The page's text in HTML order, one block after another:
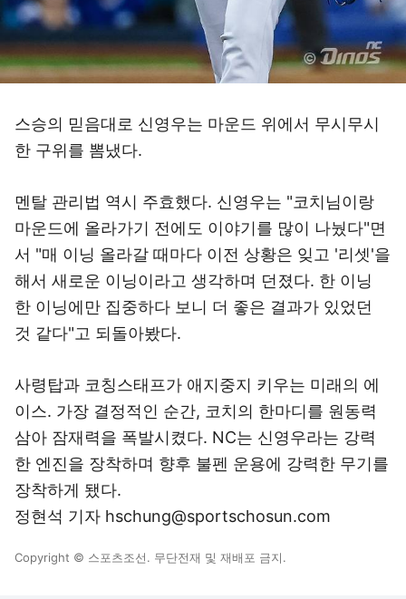
스승의 믿음대로 신영우는 마운드 위에서 무시무시
한 구위를 뽐냈다.
멘탈 관리법 역시 주효했다. 신영우는 "코치님이랑
마운드에 올라가기 전에도 이야기를 많이 나눴다"면
서 "매 이닝 올라갈 때마다 이전 상황은 잊고 '리셋'을
해서 새로운 이닝이라고 생각하며 던졌다. 한 이닝
한 이닝에만 집중하다 보니 더 좋은 결과가 있었던
것 같다"고 되돌아봤다.
사령탑과 코칭스태프가 애지중지 키우는 미래의 에
이스. 가장 결정적인 순간, 코치의 한마디를 원동력
삼아 잠재력을 폭발시켰다. NC는 신영우라는 강력
한 엔진을 장착하며 향후 불펜 운용에 강력한 무기를
장착하게 됐다.
정현석 기자 hschung@sportschosun.com
Copyright © 스포츠조선. 무단전재 및 재배포 금지.